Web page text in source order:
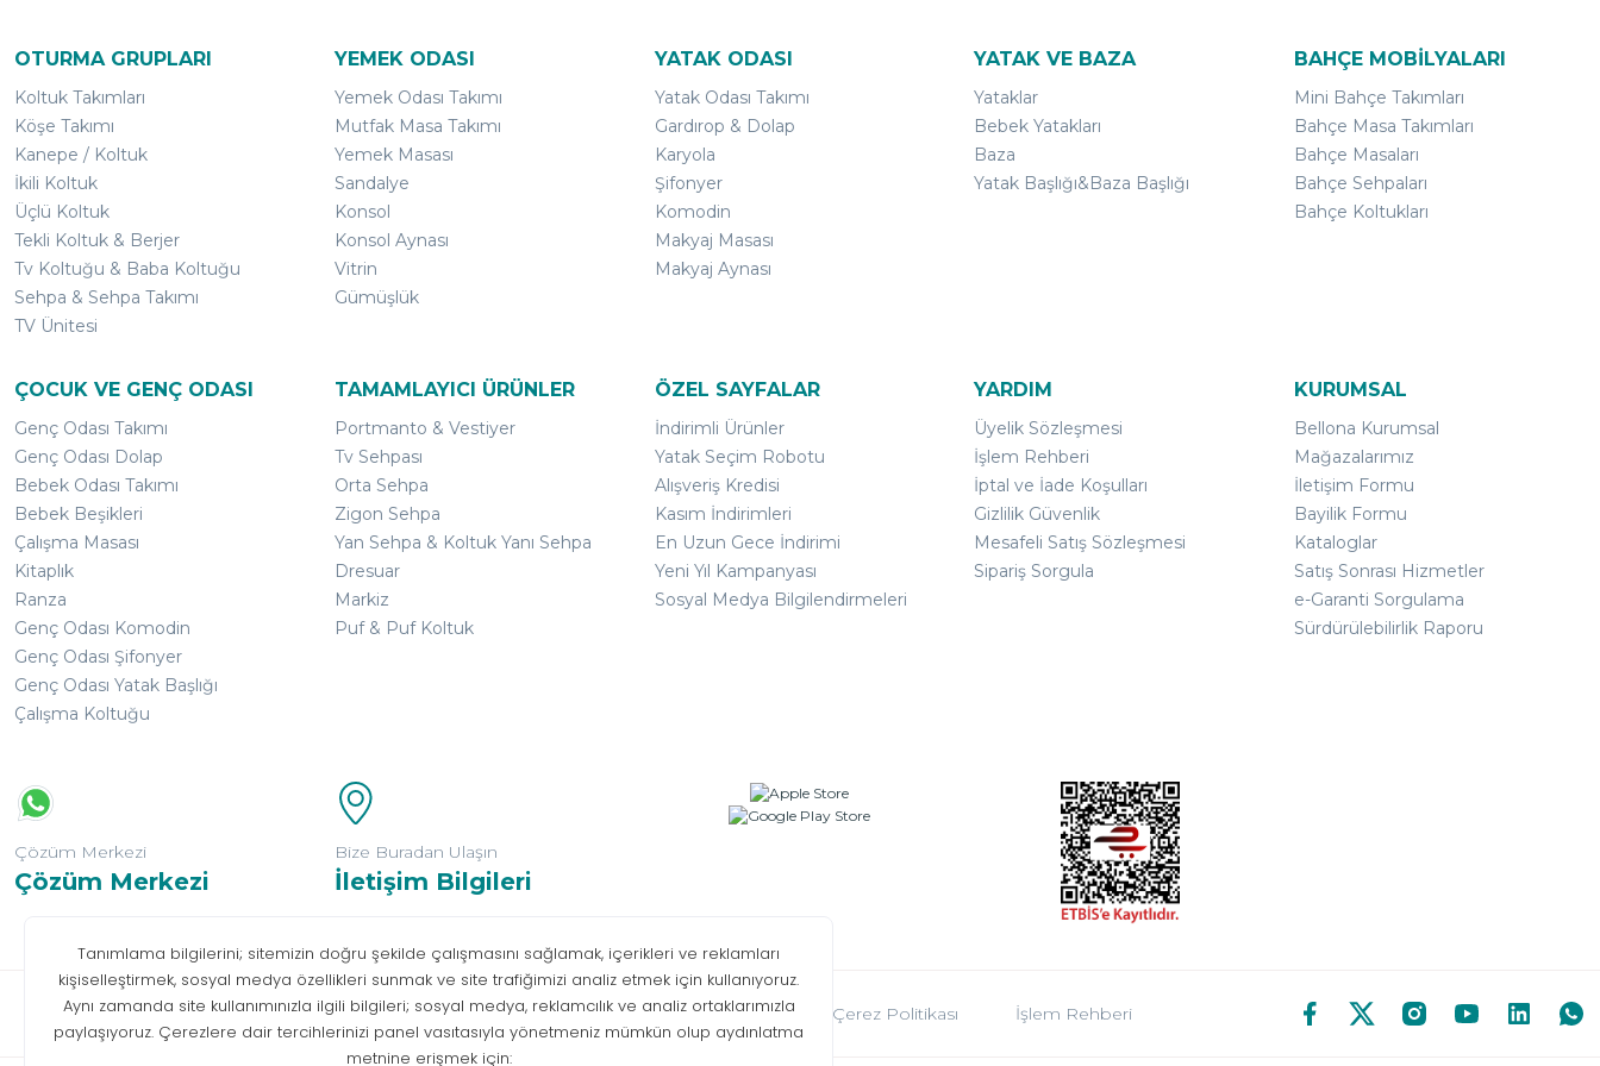
OTURMA GRUPLARI
Koltuk Takımları
Köşe Takımı
Kanepe / Koltuk
İkili Koltuk
Üçlü Koltuk
Tekli Koltuk & Berjer
Tv Koltuğu & Baba Koltuğu
Sehpa & Sehpa Takımı
TV Ünitesi
YEMEK ODASI
Yemek Odası Takımı
Mutfak Masa Takımı
Yemek Masası
Sandalye
Konsol
Konsol Aynası
Vitrin
Gümüşlük
YATAK ODASI
Yatak Odası Takımı
Gardırop & Dolap
Karyola
Şifonyer
Komodin
Makyaj Masası
Makyaj Aynası
YATAK VE BAZA
Yataklar
Bebek Yatakları
Baza
Yatak Başlığı&Baza Başlığı
BAHÇE MOBİLYALARI
Mini Bahçe Takımları
Bahçe Masa Takımları
Bahçe Masaları
Bahçe Sehpaları
Bahçe Koltukları
ÇOCUK VE GENÇ ODASI
Genç Odası Takımı
Genç Odası Dolap
Bebek Odası Takımı
Bebek Beşikleri
Çalışma Masası
Kitaplık
Ranza
Genç Odası Komodin
Genç Odası Şifonyer
Genç Odası Yatak Başlığı
Çalışma Koltuğu
TAMAMLAYICI ÜRÜNLER
Portmanto & Vestiyer
Tv Sehpası
Orta Sehpa
Zigon Sehpa
Yan Sehpa & Koltuk Yanı Sehpa
Dresuar
Markiz
Puf & Puf Koltuk
ÖZEL SAYFALAR
İndirimli Ürünler
Yatak Seçim Robotu
Alışveriş Kredisi
Kasım İndirimleri
En Uzun Gece İndirimi
Yeni Yıl Kampanyası
Sosyal Medya Bilgilendirmeleri
YARDIM
Üyelik Sözleşmesi
İşlem Rehberi
İptal ve İade Koşulları
Gizlilik Güvenlik
Mesafeli Satış Sözleşmesi
Sipariş Sorgula
KURUMSAL
Bellona Kurumsal
Mağazalarımız
İletişim Formu
Bayilik Formu
Kataloglar
Satış Sonrası Hizmetler
e-Garanti Sorgulama
Sürdürülebilirlik Raporu
Çözüm Merkezi
Çözüm Merkezi
Bize Buradan Ulaşın
İletişim Bilgileri
Bilgi Toplumu Hizmetleri KVKK Çerez Politikası İşlem Rehberi